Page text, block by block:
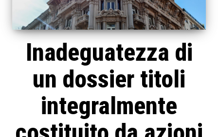
Inadeguatezza di
un dossier titoli
integralmente